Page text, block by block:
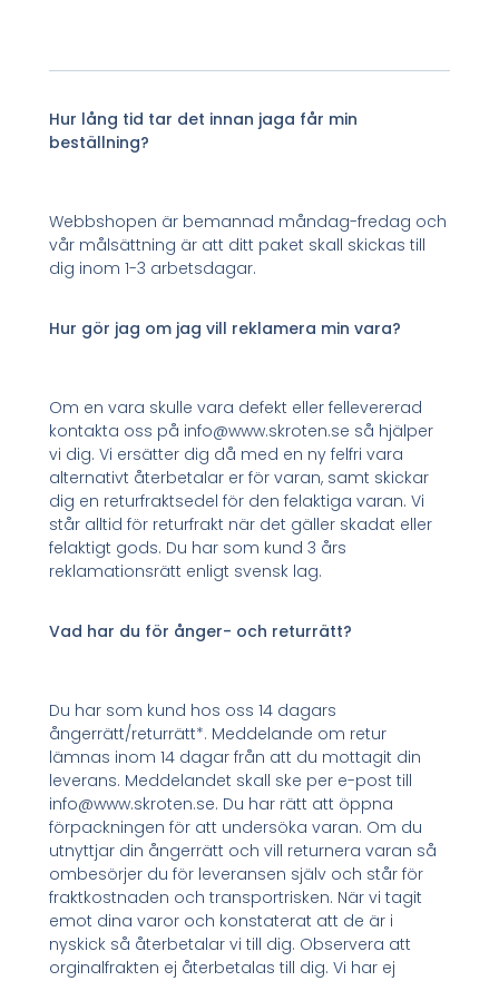
Hur lång tid tar det innan jaga får min
beställning?
Webbshopen är bemannad måndag-fredag och
vår målsättning är att ditt paket skall skickas till
dig inom 1-3 arbetsdagar.
Hur gör jag om jag vill reklamera min vara?
Om en vara skulle vara defekt eller fellevererad
kontakta oss på info@www.skroten.se så hjälper
vi dig. Vi ersätter dig då med en ny felfri vara
alternativt återbetalar er för varan, samt skickar
dig en returfraktsedel för den felaktiga varan. Vi
står alltid för returfrakt när det gäller skadat eller
felaktigt gods. Du har som kund 3 års
reklamationsrätt enligt svensk lag.
Vad har du för ånger- och returrätt?
Du har som kund hos oss 14 dagars
ångerrätt/returrätt*. Meddelande om retur
lämnas inom 14 dagar från att du mottagit din
leverans. Meddelandet skall ske per e-post till
info@www.skroten.se. Du har rätt att öppna
förpackningen för att undersöka varan. Om du
utnyttjar din ångerrätt och vill returnera varan så
ombesörjer du för leveransen själv och står för
fraktkostnaden och transportrisken. När vi tagit
emot dina varor och konstaterat att de är i
nyskick så återbetalar vi till dig. Observera att
orginalfrakten ej återbetalas till dig. Vi har ej